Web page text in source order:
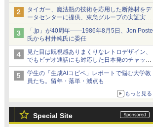
【やじうまWatch】
タイガー、魔法瓶の技術を応用した断熱材をデ
ータセンターに提供、東急グループの実証実験
で 「ステンレス密封真空断熱パネル TIVIP」
「.jp」が40周年――1986年8月5日、Jon Postel
氏から村井純氏に委任
見た目は既視感ありまくりなレトロデザイン、
でもビデオ通話にも対応した日本発のチャット
アプリが登場【やじうまWatch】
学生の「生成AIコピペ」レポートで悩む大学教
員たち。留年・落単・減点も
もっと見る
Special Site